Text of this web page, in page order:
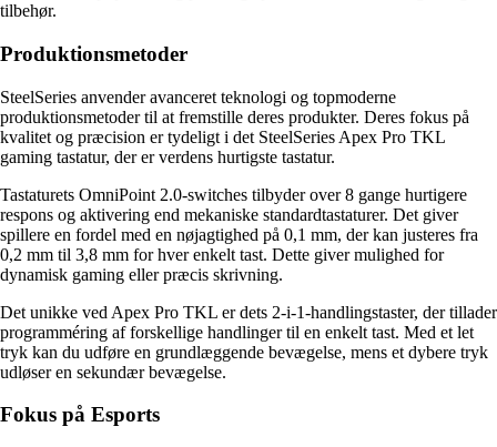
tilbehør.
Produktionsmetoder
SteelSeries anvender avanceret teknologi og topmoderne
produktionsmetoder til at fremstille deres produkter. Deres fokus på
kvalitet og præcision er tydeligt i det SteelSeries Apex Pro TKL
gaming tastatur, der er verdens hurtigste tastatur.
Tastaturets OmniPoint 2.0-switches tilbyder over 8 gange hurtigere
respons og aktivering end mekaniske standardtastaturer. Det giver
spillere en fordel med en nøjagtighed på 0,1 mm, der kan justeres fra
0,2 mm til 3,8 mm for hver enkelt tast. Dette giver mulighed for
dynamisk gaming eller præcis skrivning.
Det unikke ved Apex Pro TKL er dets 2-i-1-handlingstaster, der tillader
programméring af forskellige handlinger til en enkelt tast. Med et let
tryk kan du udføre en grundlæggende bevægelse, mens et dybere tryk
udløser en sekundær bevægelse.
Fokus på Esports